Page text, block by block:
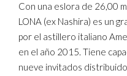
Con una eslora de 26,00
LONA (ex Nashira) es un
por el astillero italiano
en el año 2015. Tiene
nueve invitados